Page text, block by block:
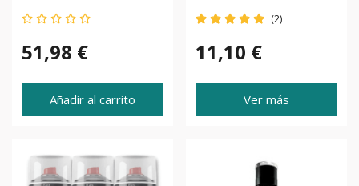
Laca
51,98 €
Añadir al carrito
Mirobriga
(2)
11,10 €
Ver más